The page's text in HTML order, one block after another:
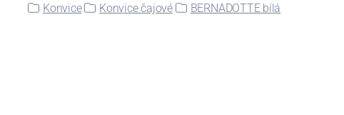
Konvice
Konvice čajové BERNADOTTE bílá